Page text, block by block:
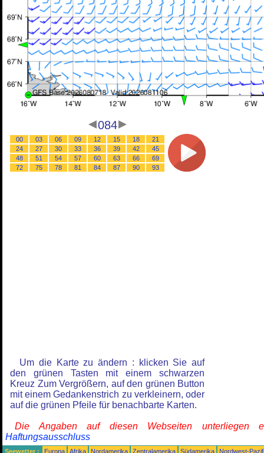
084
00 03 06 09 12 15 18
21
24
27 30 33 36 39 42
45
48
51 54 57 60 63 66
69
72
75 78 81 84 87 90 93
Um die Karte zu ändern : klicken Sie auf
den grünen Tasten mit einem schwarzen
Kreuz Zum Vergrößern, auf den grünen Button
mit einem Gedankenstrich zu verkleinern, oder
auf die grünen Pfeile für benachbarte Karten.
Die Angaben auf diesen Webseiten unterliegen
Haftungsausschluss
Seewetter : Europa Afrika Nordamerika Zentralamerika Südamerika
Nordwest-